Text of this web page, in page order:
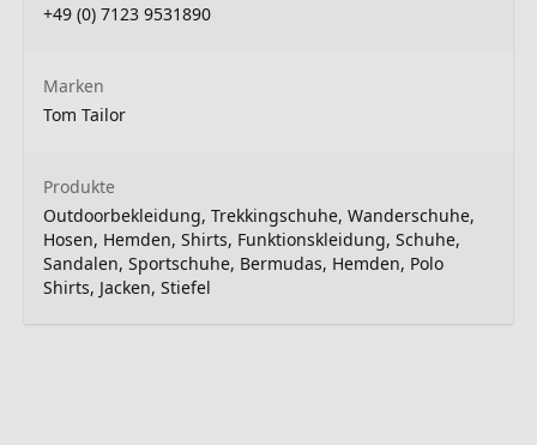
+49 (0) 7123 9531890
Marken
Tom Tailor
Produkte
Outdoorbekleidung, Trekkingschuhe, Wanderschuhe,
Hosen, Hemden, Shirts, Funktionskleidung, Schuhe,
Sandalen, Sportschuhe, Bermudas, Hemden, Polo
Shirts, Jacken, Stiefel